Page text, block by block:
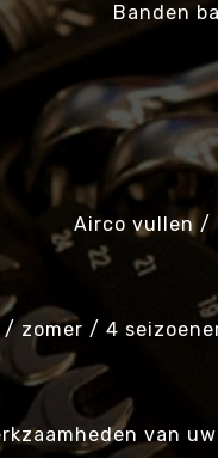
Banden
Airco vullen /
/ zomer / 4
van